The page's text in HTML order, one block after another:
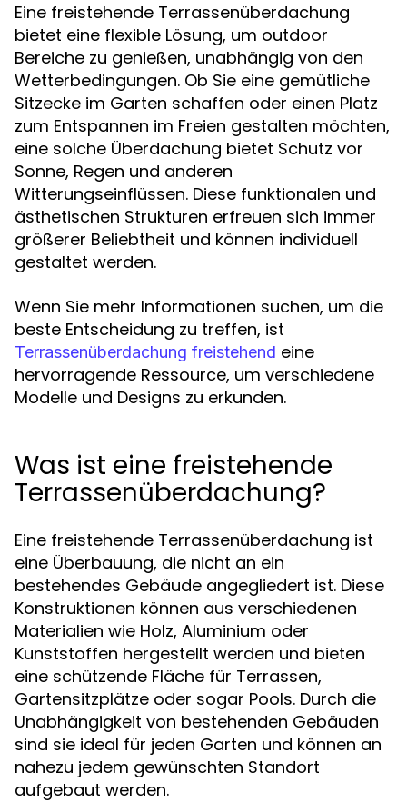
Eine freistehende Terrassenüberdachung
bietet eine flexible Lösung, um outdoor
Bereiche zu genießen, unabhängig von den
Wetterbedingungen. Ob Sie eine gemütliche
Sitzecke im Garten schaffen oder einen Platz
zum Entspannen im Freien gestalten möchten,
eine solche Überdachung bietet Schutz vor
Sonne, Regen und anderen
Witterungseinflüssen. Diese funktionalen und
ästhetischen Strukturen erfreuen sich immer
größerer Beliebtheit und können individuell
gestaltet werden.
Wenn Sie mehr Informationen suchen, um die
beste Entscheidung zu treffen, ist
Terrassenüberdachung freistehend eine
hervorragende Ressource, um verschiedene
Modelle und Designs zu erkunden.
Was ist eine freistehende
Terrassenüberdachung?
Eine freistehende Terrassenüberdachung ist
eine Überbauung, die nicht an ein
bestehendes Gebäude angegliedert ist. Diese
Konstruktionen können aus verschiedenen
Materialien wie Holz, Aluminium oder
Kunststoffen hergestellt werden und bieten
eine schützende Fläche für Terrassen,
Gartensitzplätze oder sogar Pools. Durch die
Unabhängigkeit von bestehenden Gebäuden
sind sie ideal für jeden Garten und können an
nahezu jedem gewünschten Standort
aufgebaut werden.